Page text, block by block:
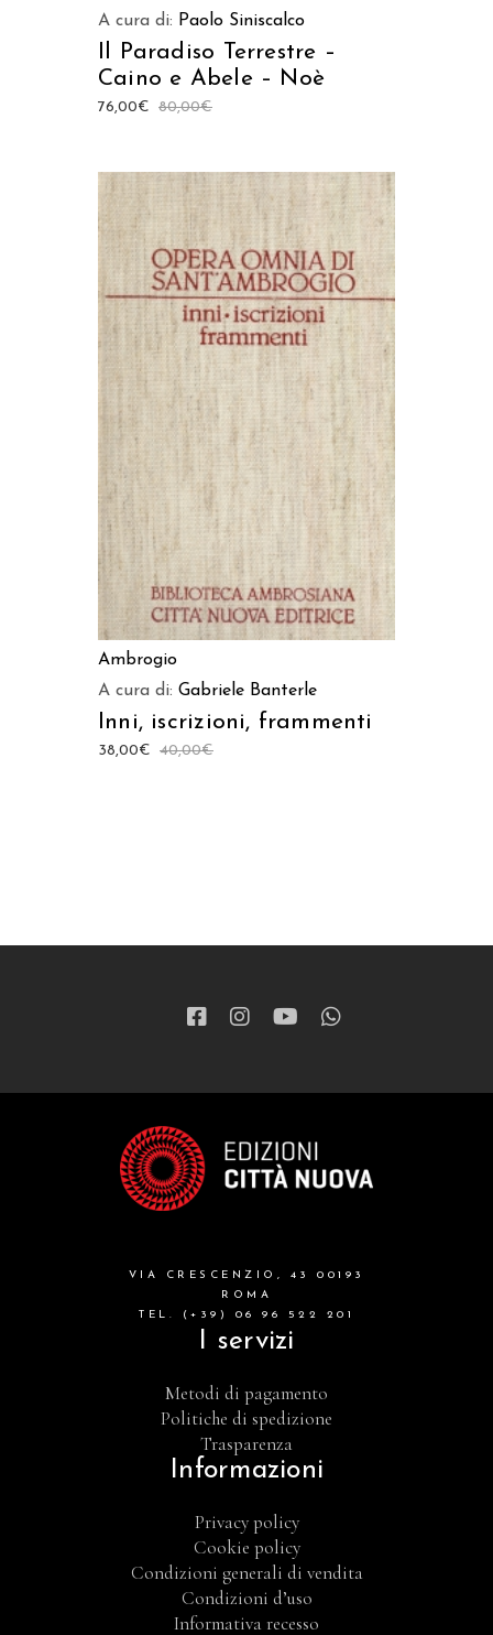
A cura di: Paolo Siniscalco
Il Paradiso Terrestre –
Caino e Abele – Noè
80,00€
76,00€
AGGIUNGI AL CARRELLO
Ambrogio
A cura di: Gabriele Banterle
Inni, iscrizioni, frammenti
40,00€
38,00€
VIA CRESCENZIO, 43 00193
ROMA
TEL. (+39) 06 96 522 201
I servizi
Metodi di pagamento
Politiche di spedizione
Trasparenza
Informazioni
Privacy policy
Cookie policy
Condizioni generali di vendita
Condizioni d’uso
Informativa recesso